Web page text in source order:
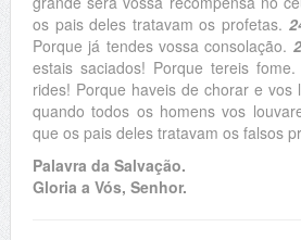
os pais deles tratavam os profetas.
Porque já tendes vossa consolação.
estais saciados! Porque tereis
rides! Porque haveis de chorar e vos
quando todos os homens vos
que os pais deles tratavam os falsos
Palavra da Salvação.
Gloria a Vós, Senhor.